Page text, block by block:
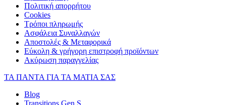
Πολιτική απορρήτου
Cookies
Τρόποι πληρωμής
Ασφάλεια Συναλλαγών
Αποστολές & Μεταφορικά
Εύκολη & γρήγορη επιστροφή προϊόντων
Ακύρωση παραγγελίας
ΤΑ ΠΑΝΤΑ ΓΙΑ ΤΑ ΜΑΤΙΑ ΣΑΣ
Blog
Transitions Gen S